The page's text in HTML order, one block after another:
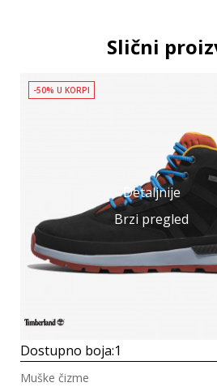
Slični
Detaljnije
Brzi pregled
-50% U KORPI
Dostupno boja:1
Muške čizme